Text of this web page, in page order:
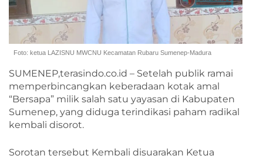
Foto: ketua LAZISNU MWCNU Kecamatan Rubaru Sumenep-Madura
SUMENEP,terasindo.co.id – Setelah publik ramai
memperbincangkan keberadaan kotak amal
“Bersapa” milik salah satu yayasan di Kabupaten
Sumenep, yang diduga terindikasi paham radikal
kembali disorot.
Sorotan tersebut Kembali disuarakan Ketua